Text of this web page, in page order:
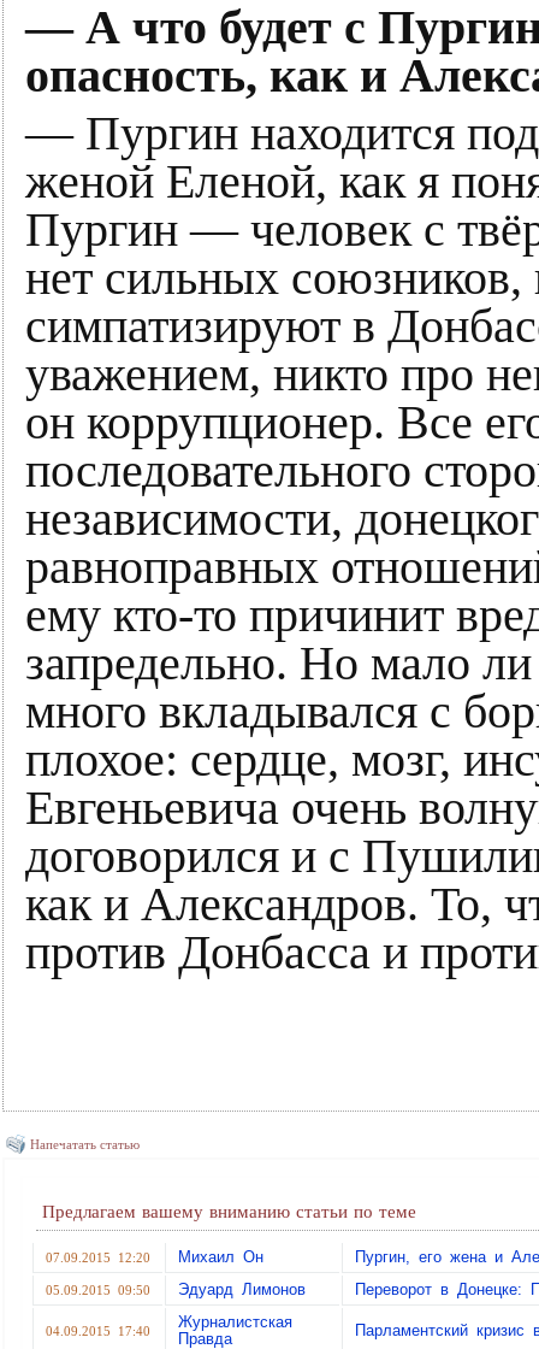
— А что будет с
опасность, как и
— Пургин находится
женой Еленой, как я
Пургин — человек с
нет сильных
симпатизируют в
уважением, никто про
он коррупционер. Все
последовательного
независимости,
равноправных
ему кто-то причинит
запредельно. Но мало
много вкладывался с
плохое: сердце, мозг,
Евгеньевича очень
договорился и с
как и Александров. То,
против Донбасса и
Напечатать статью
Предлагаем вашему вниманию статьи по теме
07.09.2015 12:20 Михаил Он Пургин, его жена и
05.09.2015 09:50 Эдуард Лимонов Переворот в Донецке:
04.09.2015 17:40
Журналистская
Правда
Парламентский